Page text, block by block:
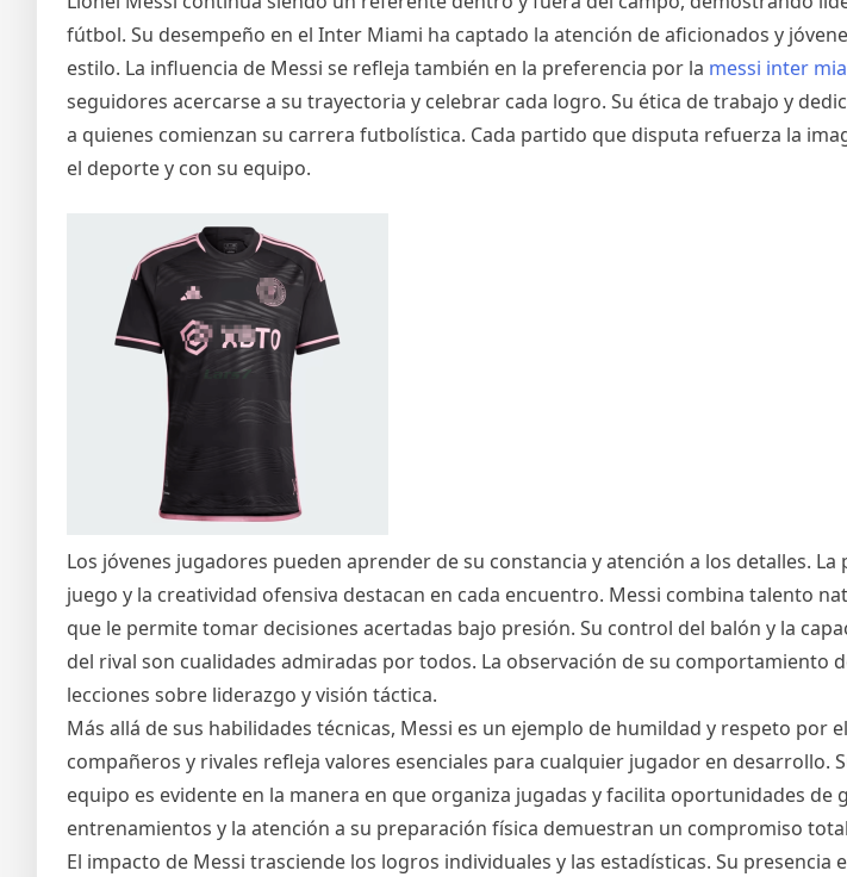
fútbol. Su desempeño en el Inter Miami ha captado la atención de aficionados y
estilo. La influencia de Messi se refleja también en la preferencia por la messi inter
seguidores acercarse a su trayectoria y celebrar cada logro. Su ética de trabajo y
a quienes comienzan su carrera futbolística. Cada partido que disputa refuerza la
el deporte y con su equipo.
Los jóvenes jugadores pueden aprender de su constancia y atención a los detalles.
juego y la creatividad ofensiva destacan en cada encuentro. Messi combina talento
que le permite tomar decisiones acertadas bajo presión. Su control del balón y la
del rival son cualidades admiradas por todos. La observación de su comportamiento
lecciones sobre liderazgo y visión táctica.
Más allá de sus habilidades técnicas, Messi es un ejemplo de humildad y respeto por
compañeros y rivales refleja valores esenciales para cualquier jugador en desarrollo.
equipo es evidente en la manera en que organiza jugadas y facilita oportunidades de
entrenamientos y la atención a su preparación física demuestran un compromiso
El impacto de Messi trasciende los logros individuales y las estadísticas. Su presencia